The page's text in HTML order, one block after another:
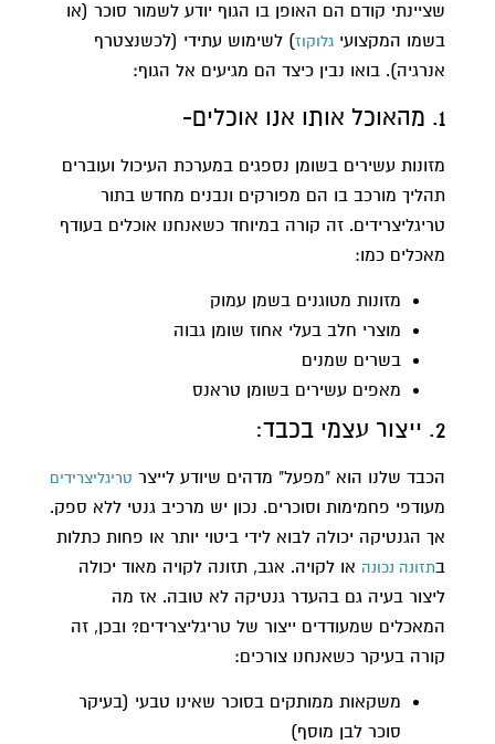
שציינתי קודם הם האופן בו הגוף יודע לשמור סוכר (או
בשמו המקצועי גלוקוז) לשימוש עתידי (לכשנצטרף
אנרגיה). בואו נבין כיצד הם מגיעים אל הגוף:
1. מהאוכל אותו אנו אוכלים-
מזונות עשירים בשומן נספגים במערכת העיכול ועוברים
תהליך מורכב בו הם מפורקים ונבנים מחדש בתור
טריגליצרידים. זה קורה במיוחד כשאנחנו אוכלים בעודף
מאכלים כמו:
מזונות מטוגנים בשמן עמוק
מוצרי חלב בעלי אחוז שומן גבוה
בשרים שמנים
מאפים עשירים בשומן טראנס
2. ייצור עצמי בכבד:
הכבד שלנו הוא "מפעל" מדהים שיודע לייצר טריגליצרידים
מעודפי פחמימות וסוכרים. נכון יש מרכיב גנטי ללא ספק.
אך הגנטיקה יכולה לבוא לידי ביטוי יותר או פחות כתלות
בתזונה נכונה או לקויה. אגב, תזונה לקויה מאוד יכולה
ליצור בעיה גם בהעדר גנטיקה לא טובה. אז מה
המאכלים שמעודדים ייצור של טריגליצרידים? ובכן, זה
קורה בעיקר כשאנחנו צורכים:
משקאות ממותקים בסוכר שאינו טבעי (בעיקר
סוכר לבן מוסף)